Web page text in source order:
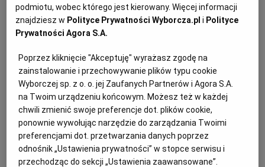
PŁOCK
POZNAŃ
RADOM
POGODA
PODRÓŻE
WIDEO
Zakwas na żurek – składniki:
120 g żytniej mąki razowej (typ 720 lub 2000)
4-5 ząbków czosnku
3 liście laurowe
5 ziaren ziela angielskiego
podmiotu, wobec którego jest kierowany. Więcej informacji
znajdziesz w Polityce Prywatności Wyborcza.pl i Polityce
Prywatności Agora S.A.
Poprzez kliknięcie "Akceptuję" wyrażasz zgodę na
zainstalowanie i przechowywanie plików typu cookie
Wyborczej sp. z o. o. jej Zaufanych Partnerów i Agora S.A.
na Twoim urządzeniu końcowym. Możesz też w każdej
chwili zmienić swoje preferencje dot. plików cookie,
ponownie wywołując narzędzie do zarządzania Twoimi
preferencjami dot. przetwarzania danych poprzez
odnośnik „Ustawienia prywatności” w stopce serwisu i
przechodząc do sekcji „Ustawienia zaawansowane”.